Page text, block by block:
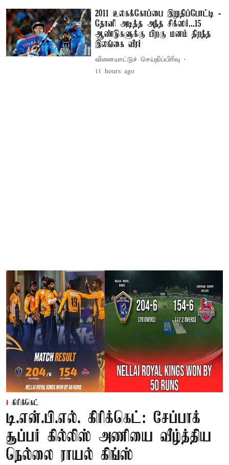
2011 உலகக்கோப்பை இறுதிப்போட்டி -
தோனி அடித்த அந்த சிக்ஸர்...15
ஆண்டுகளுக்கு பிறகு மனம் திறந்த
இலங்கை வீரர்
விளையாட்டுச் செய்திப்பிரிவு
11 hours ago
கிரிக்கெட்
டி.என்.பி.எல். கிரிக்கெட்: சேப்பாக்
சூப்பர் கில்லிஸ் அணியை வீழ்த்திய
நெல்லை ராயல் கிங்ஸ்